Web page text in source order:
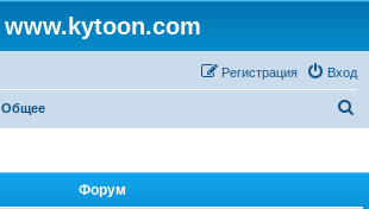
www.kytoon.com
Вход
Регистрация
Общее
Форум